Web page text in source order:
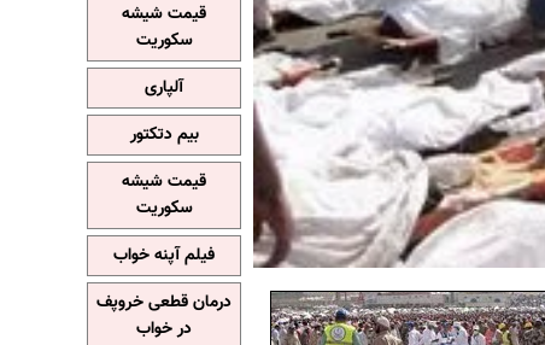
قیمت شیشه
سکوریت
آلپاری
بیم دتکتور
قیمت شیشه
سکوریت
فیلم آپنه خواب
درمان قطعی خروپف
در خواب